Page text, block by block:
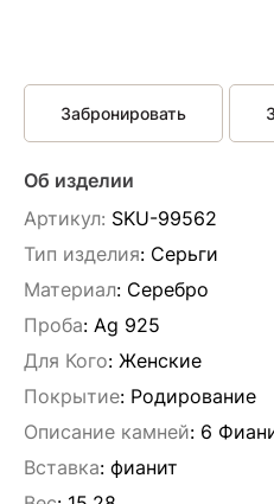
Забронировать
Об изделии
Артикул: SKU-99562
Тип изделия: Серьги
Материал: Серебро
Проба: Ag 925
Для Кого: Женские
Покрытие: Родирование
Описание камней: 6
Вставка: фианит